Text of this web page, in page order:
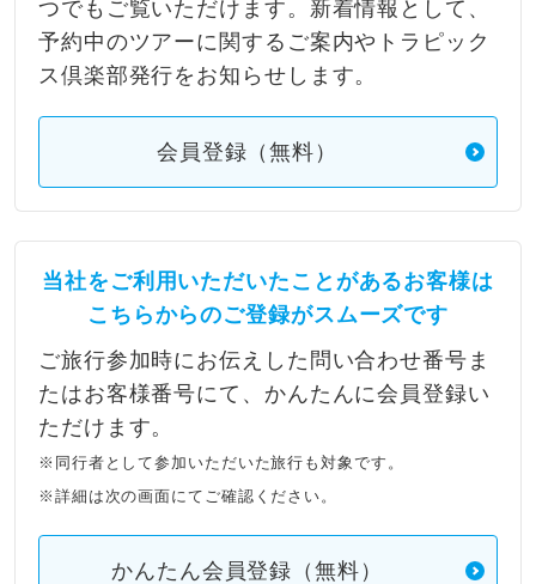
つでもご覧いただけます。新着情報として、
予約中のツアーに関するご案内やトラピック
ス倶楽部発行をお知らせします。
会員登録（無料）
当社をご利用いただいたことがあるお客様は
こちらからのご登録がスムーズです
ご旅行参加時にお伝えした問い合わせ番号ま
たはお客様番号にて、かんたんに会員登録い
ただけます。
※同行者として参加いただいた旅行も対象です。
※詳細は次の画面にてご確認ください。
かんたん会員登録（無料）